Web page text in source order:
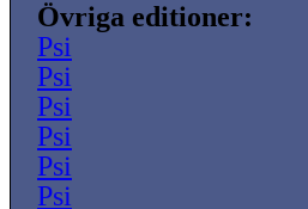
Övriga editioner:
Psi
Psi
Psi
Psi
Psi
Psi